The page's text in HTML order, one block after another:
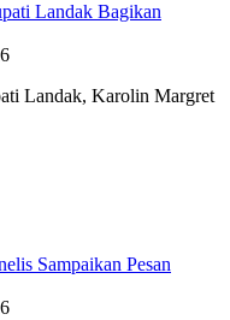
Landak Bagikan
Landak, Karolin Margret
Sampaikan Pesan